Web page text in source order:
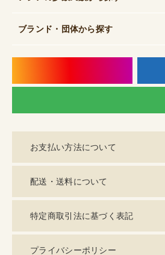
ブランド・団体から探す
お支払い方法について
配送・送料について
特定商取引法に基づく表記
プライバシーポリシー